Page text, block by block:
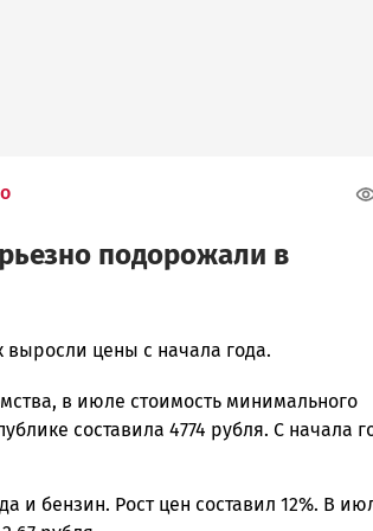
подорожали в
выросли цены с начала года.
в июле стоимость минимального
составила 4774 рубля. С начала
и бензин. Рост цен составил 12%. В